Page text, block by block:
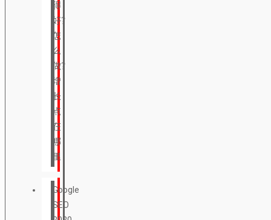
得
好？
怎
么
做？
增
长
点
在
哪
里
Google
SEO